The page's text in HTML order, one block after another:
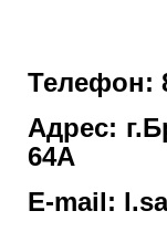
Телефон:
Адрес:
64А
E-mail: